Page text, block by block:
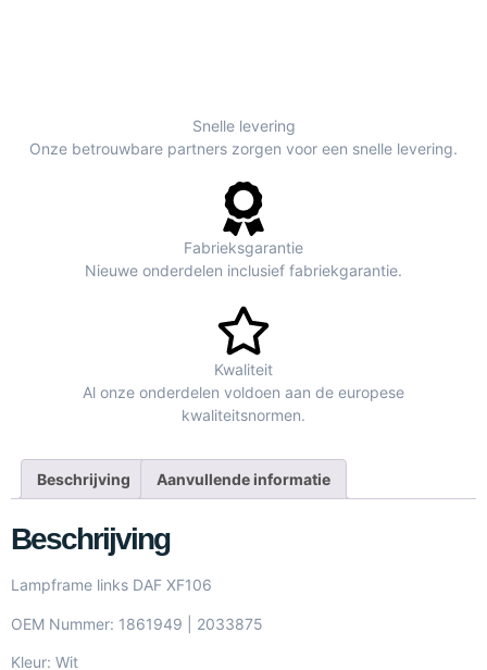
Snelle levering
Onze betrouwbare partners zorgen voor een snelle levering.
Fabrieksgarantie
Nieuwe onderdelen inclusief fabriekgarantie.
Kwaliteit
Al onze onderdelen voldoen aan de europese
kwaliteitsnormen.
Beschrijving Aanvullende informatie
Beschrijving
Lampframe links DAF XF106
OEM Nummer: 1861949 | 2033875
Kleur: Wit